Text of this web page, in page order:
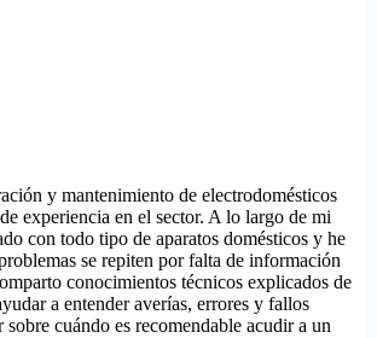
y mantenimiento de electrodomésticos
experiencia en el sector. A lo largo de mi
con todo tipo de aparatos domésticos y he
se repiten por falta de información
conocimientos técnicos explicados de
a entender averías, errores y fallos
cuándo es recomendable acudir a un